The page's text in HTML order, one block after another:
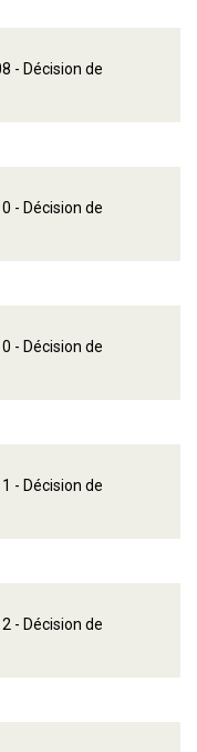
- Décision de
- Décision de
- Décision de
- Décision de
- Décision de